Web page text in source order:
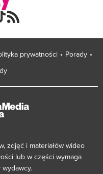
prywatności
Porady
zdjęć i materiałów wideo
lub w części wymaga